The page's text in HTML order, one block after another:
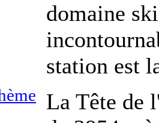
domaine
station est
La Tête de